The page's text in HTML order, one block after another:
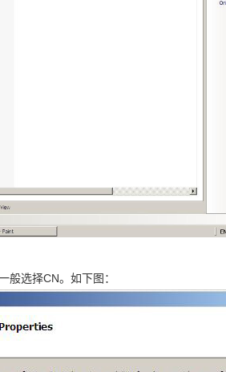
般选择CN。如下图：